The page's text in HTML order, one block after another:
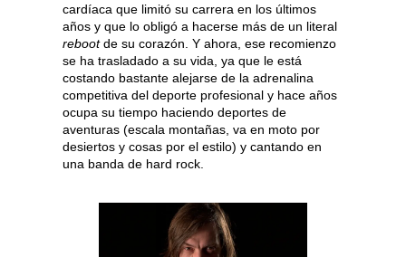
cardíaca que limitó su carrera en los últimos
años y que lo obligó a hacerse más de un literal
rebootde su corazón. Y ahora, ese recomienzo
se ha trasladado a su vida, ya que le está
costando bastante alejarse de la adrenalina
competitiva del deporte profesional y hace años
ocupa su tiempo haciendo deportes de
aventuras (escala montañas, va en moto por
desiertos y cosas por el estilo) y cantando en
una banda de hard rock.